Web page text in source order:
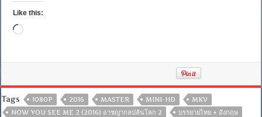
Like this:
Loading…
Tags 1080P 2016 MASTER MINI-HD
MKV
NOW YOU SEE ME 2 (2016) อาชญากลปล้นโลก 2
บรรยายไทย + อังกฤษ